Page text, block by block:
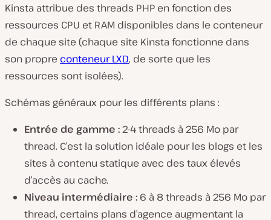
Kinsta attribue des threads PHP en fonction des
ressources CPU et RAM disponibles dans le conteneur
de chaque site (chaque site Kinsta fonctionne dans
son propre conteneur LXD, de sorte que les
ressources sont isolées).
Schémas généraux pour les différents plans :
Entrée de gamme :2-4 threads à 256 Mo par
thread. C’est la solution idéale pour les blogs et les
sites à contenu statique avec des taux élevés
d’accès au cache.
Niveau intermédiaire : 6 à 8 threads à 256 Mo par
thread, certains plans d’agence augmentant la